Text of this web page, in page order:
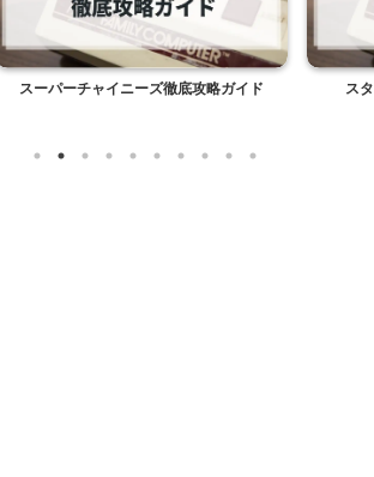
スターソルジャー徹底攻略ガイド